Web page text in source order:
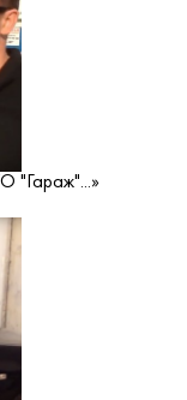
"Гараж"...»